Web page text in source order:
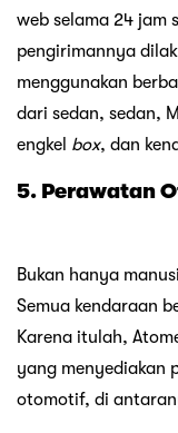
web selama 24 jam
pengirimannya
menggunakan
dari sedan, sedan,
engkel box, dan
5. Perawatan
Bukan hanya
Semua kendaraan
Karena itulah,
yang menyediakan
otomotif, di